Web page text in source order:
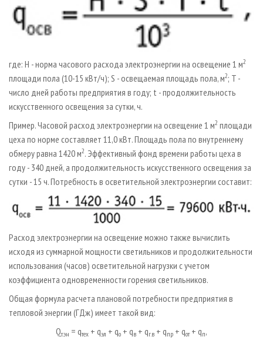
где: H - норма часового расхода электроэнергии на освещение 1 м2
площади пола (10-15 кВт/ч); S - освещаемая площадь пола, м2; T -
число дней работы предприятия в году; t - продолжительность
искусственного освещения за сутки, ч.
Пример. Часовой расход электроэнергии на освещение 1 м2 площади
цеха по норме составляет 11,0 кВт. Площадь пола по внутреннему
обмеру равна 1420 м2. Эффективный фонд времени работы цеха в
году - 340 дней, а продолжительность искусственного освещения за
сутки - 15 ч. Потребность в осветительной электроэнергии составит:
Расход электроэнергии на освещение можно также вычислить
исходя из суммарной мощности светильников и продолжительности
использования (часов) осветительной нагрузки с учетом
коэффициента одновременности горения светильников.
Общая формула расчета плановой потребности предприятия в
тепловой энергии (ГДж) имеет такой вид:
Qт.эн = qтех + qэл + qо + qв + qг.в + qпр + qот + qп,